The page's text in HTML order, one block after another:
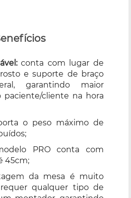
conta com lugar de
e suporte de braço
garantindo maior
paciente/cliente na hora
o peso máximo de
PRO conta com
45cm;
da mesa é muito
qualquer tipo de